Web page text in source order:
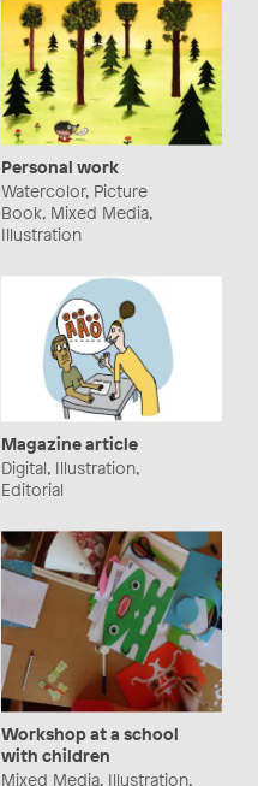
Personal work
Watercolor, Picture
Book, Mixed Media,
Illustration
Magazine article
Digital, Illustration,
Editorial
Workshop at a school
with children
Mixed Media, Illustration,